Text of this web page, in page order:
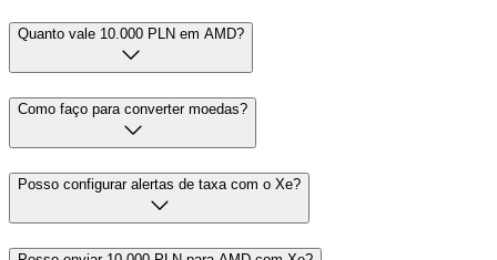
Quanto vale 10.000 PLN em AMD?
Como faço para converter moedas?
Posso configurar alertas de taxa com o Xe?